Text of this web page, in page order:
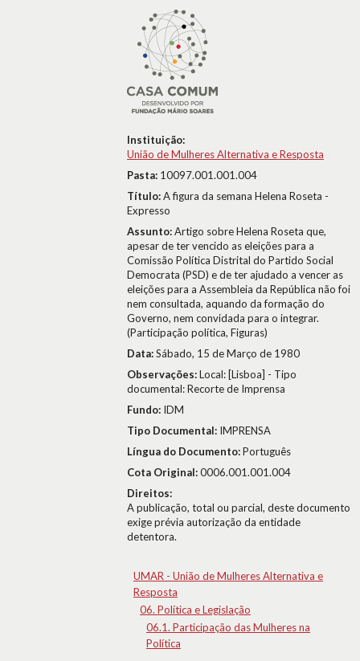
Instituição:
União de Mulheres Alternativa e Resposta
Pasta: 10097.001.001.004
Título:A figura da semana Helena Roseta -
Expresso
Assunto:Artigo sobre Helena Roseta que,
apesar de ter vencido as eleições para a
Comissão Política Distrital do Partido Social
Democrata (PSD) e de ter ajudado a vencer as
eleições para a Assembleia da República não foi
nem consultada, aquando da formação do
Governo, nem convidada para o integrar.
(Participação política, Figuras)
Data:Sábado, 15 de Março de 1980
Observações:Local: [Lisboa] - Tipo
documental: Recorte de Imprensa
Fundo: IDM
Tipo Documental: IMPRENSA
Língua do Documento:Português
Cota Original:0006.001.001.004
Direitos:
A publicação, total ou parcial, deste documento
exige prévia autorização da entidade
detentora.
UMAR - União de Mulheres Alternativa e
Resposta
06. Política e Legislação
06.1. Participação das Mulheres na
Política